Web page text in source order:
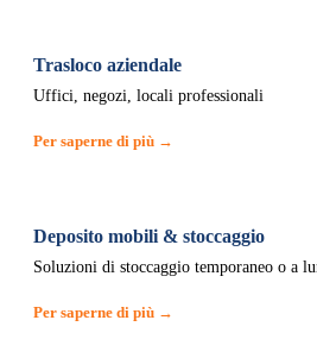
Trasloco aziendale
Uffici, negozi, locali professionali
Per saperne di più →
Deposito mobili & stoccaggio
Soluzioni di stoccaggio temporaneo o a
Per saperne di più →